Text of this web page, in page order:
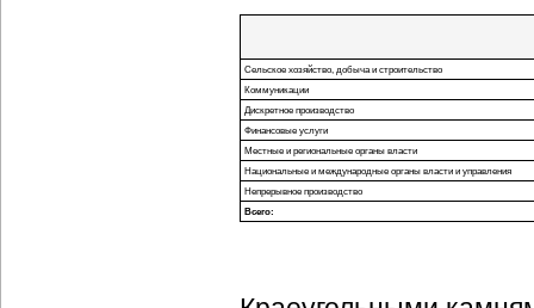
Сельское хозяйство, добыча и строительство
Коммуникации
Дискретное производство
Финансовые услуги
Местные и региональные органы власти
Национальные и международные органы власти и управления
Непрерывное производство
Всего: